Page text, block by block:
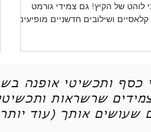
לוהט של הקיץ! גם צמידי גורמט
ושילובים חדשניים מופיעים
כסף ותכשיטי אופנה
שרשראות